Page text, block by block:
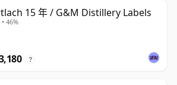
15 年 / G&M Distillery Labels
46%
?